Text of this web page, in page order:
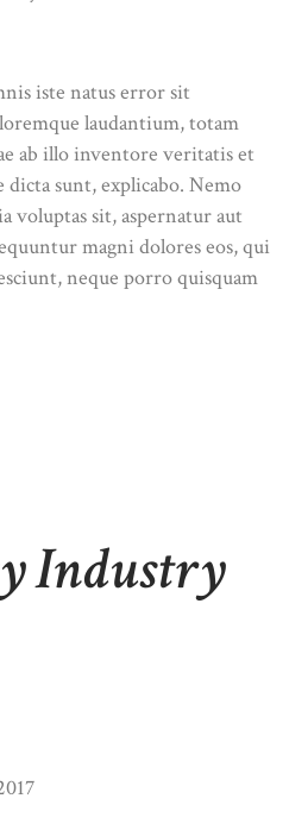
iste natus error sit
laudantium, totam
ab illo inventore veritatis et
dicta sunt, explicabo. Nemo
voluptas sit, aspernatur aut
magni dolores eos, qui
neque porro quisquam
Industry